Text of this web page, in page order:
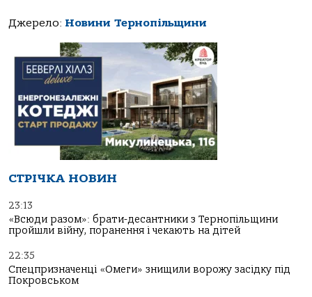
Джерело: Новини Тернопільщини
СТРІЧКА НОВИН
23:13
«Всюди разом»: брати-десантники з Тернопільщини
пройшли війну, поранення і чекають на дітей
22:35
Спецпризначенці «Омеги» знищили ворожу засідку під
Покровськом